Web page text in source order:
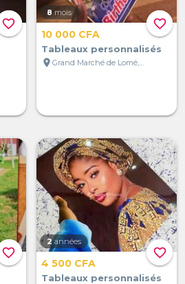
favorite_border favorite_border
8 mois
10 000 CFA
Tableaux personnalisés
location_on
favorite_border favorite_border
2 années
4 500 CFA
Tableaux personnalisés